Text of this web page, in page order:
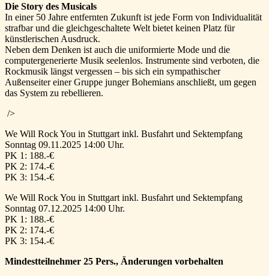
Die Story des Musicals
In einer 50 Jahre entfernten Zukunft ist jede Form von Individualität
strafbar und die gleichgeschaltete Welt bietet keinen Platz für
künstlerischen Ausdruck.
Neben dem Denken ist auch die uniformierte Mode und die
computergenerierte Musik seelenlos. Instrumente sind verboten, die
Rockmusik längst vergessen – bis sich ein sympathischer
Außenseiter einer Gruppe junger Bohemians anschließt, um gegen
das System zu rebellieren.
/>
We Will Rock You in Stuttgart inkl. Busfahrt und Sektempfang
Sonntag 09.11.2025 14:00 Uhr.
PK 1: 188.-€
PK 2: 174.-€
PK 3: 154.-€
We Will Rock You in Stuttgart inkl. Busfahrt und Sektempfang
Sonntag 07.12.2025 14:00 Uhr.
PK 1: 188.-€
PK 2: 174.-€
PK 3: 154.-€
Mindestteilnehmer 25 Pers., Änderungen vorbehalten